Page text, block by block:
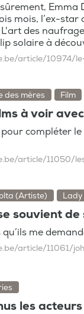
mois, l’ex-
des
solaire à
article/10974/
des mères Film
à voir
compléter
article/11050/
(Artiste) Lady
souvient de
me
article/11061/
les